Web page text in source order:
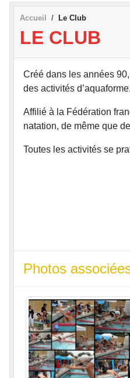
Accueil Le Club
LE CLUB
Créé dans les années
des activités d’aquaforme.
Affilié à la Fédération
natation, de même que
Toutes les activités se
Photos